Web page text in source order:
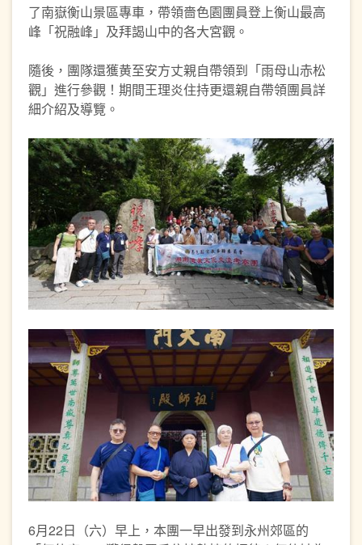
了南嶽衡山景區專車，帶領嗇色園團員登上衡山最高
峰「祝融峰」及拜謁山中的各大宮觀。
隨後，團隊還獲黄至安方丈親自帶領到「雨母山赤松
觀」進行參觀！期間王理炎住持更還親自帶領團員詳
細介紹及導覽。
6月22日（六）早上，本團一早出發到永州郊區的